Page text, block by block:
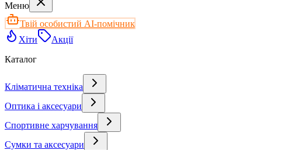
Меню
Твій особистий AI-помічник
Хіти
Акції
Каталог
Кліматична техніка
Оптика і аксесуари
Спортивне харчування
Сумки та аксесуари